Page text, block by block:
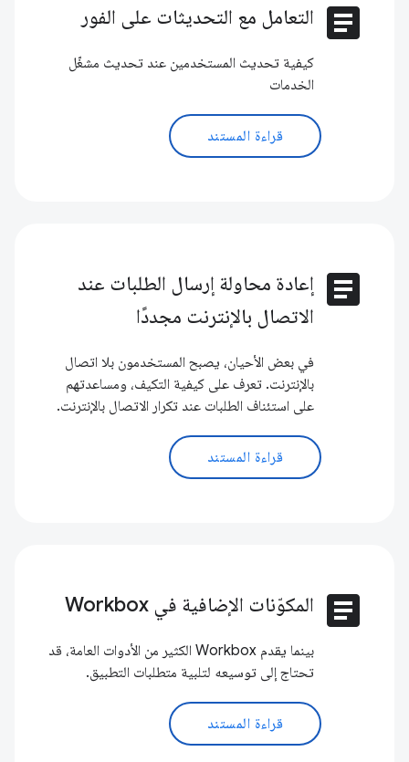
article التعامل مع التحديثات على الفور
كيفية تحديث المستخدمين عند تحديث مشغّل
الخدمات
قراءة المستند
article إعادة محاولة إرسال الطلبات عند
الاتصال بالإنترنت مجددًا
في بعض الأحيان، يصبح المستخدمون بلا اتصال
بالإنترنت. تعرف على كيفية التكيف، ومساعدتهم
على استئناف الطلبات عند تكرار الاتصال بالإنترنت.
قراءة المستند
article المكوّنات الإضافية في Workbox
بينما يقدم Workbox الكثير من الأدوات العامة، قد
تحتاج إلى توسيعه لتلبية متطلبات التطبيق.
قراءة المستند